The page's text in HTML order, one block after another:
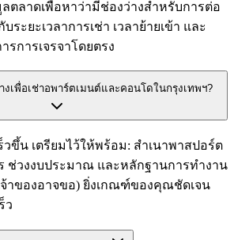
ตลาดเพื่อหาว่ามีช่องว่างสำหรับการต่อ
ะยะเวลาการเช่า เวลาย้ายเข้า และ
รการเจรจาโดยตรง
งเพื่อเช่าอพาร์ตเมนต์และคอนโดในกรุงเทพฯ?
วขึ้น เตรียมไว้ให้พร้อม: สำเนาพาสปอร์ต
ช่วงงบประมาณ และหลักฐานการทำงาน
จ้าของอาจขอ) ยิ่งเกณฑ์ของคุณชัดเจน
ว